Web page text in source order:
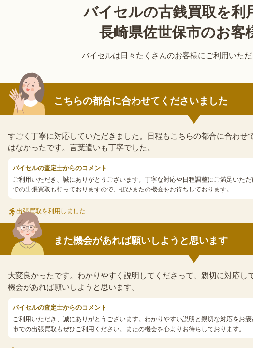
バイセルの古銭買取を利
長崎県佐世保市のお客
バイセルは日々たくさんのお客様にご利用いただ
こちらの都合に合わせてくださいました
すごく丁寧に対応していただきました。日程もこちらの都合に合わせ
はなかったです。言葉遣いも丁寧でした。
バイセルの査定士からのコメント
ご利用いただき、誠にありがとうございます。丁寧な対応や日程調整にご満足いた
での出張買取も行っておりますので、ぜひまたの機会をお待ちしております。
出張買取を利用しました
また機会があれば願いしようと思います
大変良かったです。わかりやすく説明してくださって、親切に対応し
機会があれば願いしようと思います。
バイセルの査定士からのコメント
ご利用いただき、誠にありがとうございます。わかりやすい説明と親切な対応をお
市での出張買取もぜひご利用ください。またの機会を心よりお待ちしております。